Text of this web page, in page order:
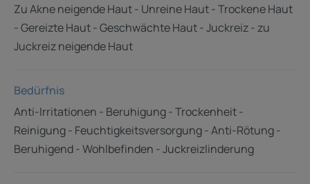
Zu Akne neigende Haut - Unreine Haut - Trockene Haut
- Gereizte Haut - Geschwächte Haut - Juckreiz - zu
Juckreiz neigende Haut
Bedürfnis
Anti-Irritationen - Beruhigung - Trockenheit -
Reinigung - Feuchtigkeitsversorgung - Anti-Rötung -
Beruhigend - Wohlbefinden - Juckreizlinderung